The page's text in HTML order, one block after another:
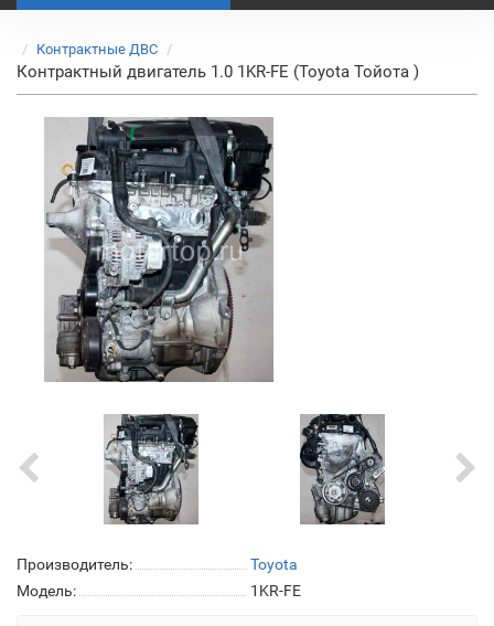
Контрактные ДВС
Контрактный двигатель 1.0 1KR-FE (Toyota Тойота )
Производитель:
Toyota
Модель:
1KR-FE